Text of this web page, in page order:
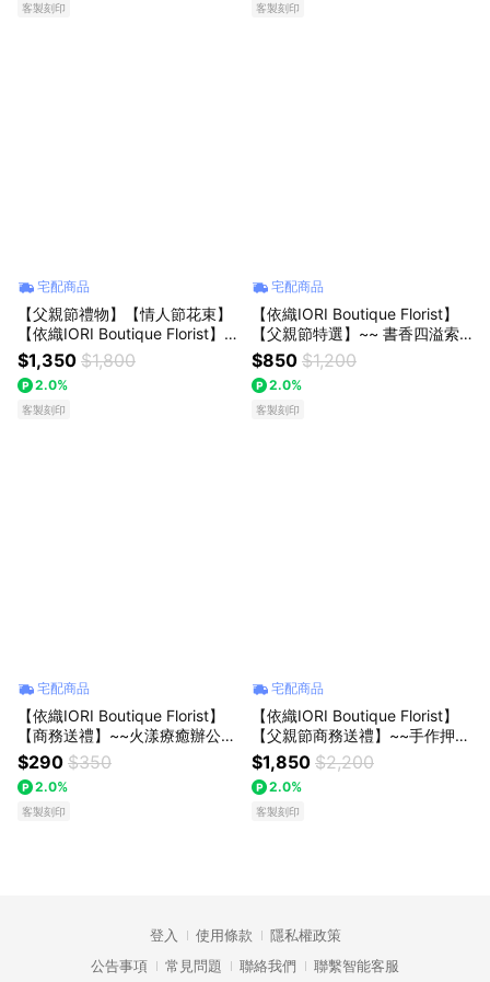
客製刻印 客製刻印
宅配商品
【父親節禮物】【情人節花束】
【依織IORI Boutique Florist】
【繡球花束】~~花漾微風繡球桔
梗花束
$1,350 $1,800
2.0%
客製刻印
宅配商品
【依織IORI Boutique Florist】
【父親節特選】~~ 書香四溢索
拉花書盒 金句： 「把感謝寫成
花，刻在最深的心裡。」
$850 $1,200
2.0%
客製刻印
宅配商品
【依織IORI Boutique Florist】
【商務送禮】~~火漾療癒辦公用
品組~禮物
$290 $350
2.0%
客製刻印
宅配商品
【依織IORI Boutique Florist】
【父親節商務送禮】~~手作押花
花瓣按壓瓶~禮物
$1,850 $2,200
2.0%
客製刻印
登入 使用條款
隱私權政策
公告事項
常見問題 聯絡我們 聯繫智能客服